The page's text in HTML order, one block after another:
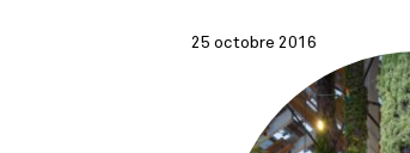
25 octobre 2016